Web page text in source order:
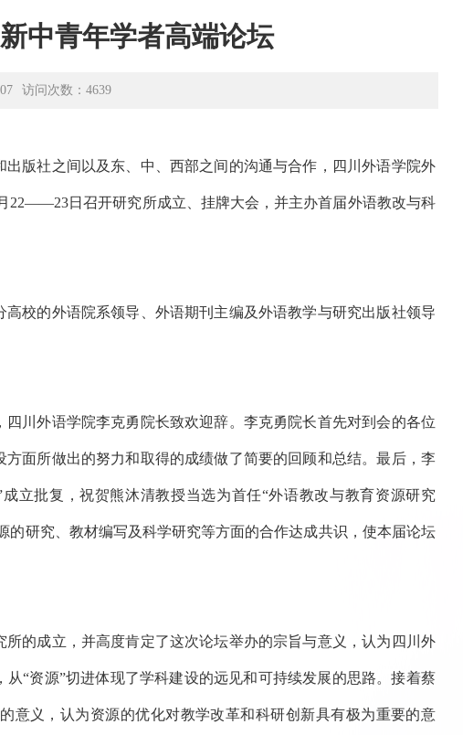
中青年学者高端论坛
访问次数： 4639
版社之间以及东、中、西部之间的沟通与合作，四川外语学院外
22——23日召开研究所成立、挂牌大会，并主办首届外语教改与科
校的外语院系领导、外语期刊主编及外语教学与研究出版社领导
川外语学院李克勇院长致欢迎辞。李克勇院长首先对到会的各位
面所做出的努力和取得的成绩做了简要的回顾和总结。最后，李
立批复，祝贺熊沐清教授当选为首任“外语教改与教育资源研究
研究、教材编写及科学研究等方面的合作达成共识，使本届论坛
的成立，并高度肯定了这次论坛举办的宗旨与意义，认为四川外
“资源”切进体现了学科建设的远见和可持续发展的思路。接着蔡
意义，认为资源的优化对教学改革和科研创新具有极为重要的意